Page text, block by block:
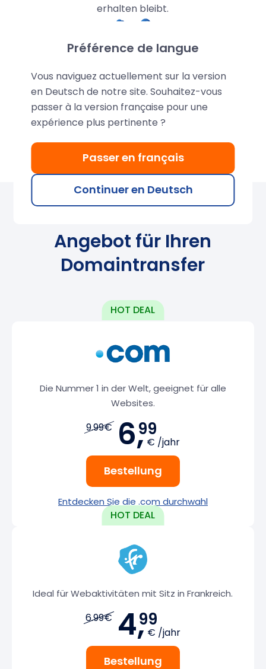
erhalten bleibt.
Übertragung des Adressbuchs
Rufen Sie Ihr Adressbuchmit nur wenigen Klicks
. Mit LWS Webmail können Sie Ihre Kontakte von
Ihrem alten Server importieren und ohne
machen.
Angebot für Ihren
Domaintransfer
Die Nummer 1 in der Welt, geeignet für alle
Websites.
9.99€ 6,99
€ /jahr
Bestellung
Entdecken Sie die .com durchwahl
Ideal für Webaktivitäten mit Sitz in Frankreich.
6.99€ 4,99
€ /jahr
Bestellung
Préférence de langue
Vous naviguez actuellement sur la version
en Deutsch de notre site. Souhaitez-vous
passer à la version française pour une
expérience plus pertinente ?
Passer en français
Continuer en Deutsch